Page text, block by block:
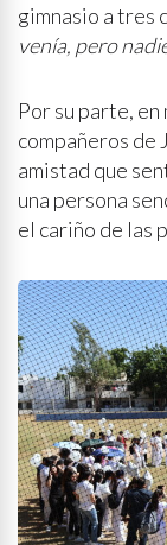
gimnasio a tres
venía, pero
Por su parte,
compañeros de
amistad que
una persona
el cariño de las